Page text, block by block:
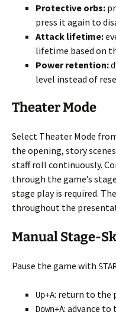
Protective orbs:
press it again to
Attack lifetime:
lifetime based on
Power retention:
level instead of
Theater Mode
Select Theater Mode
the opening, story
staff roll continuously.
through the game’s
stage play is required.
throughout the
Manual Stage-
Pause the game with
Up+A: return to the
Down+A: advance